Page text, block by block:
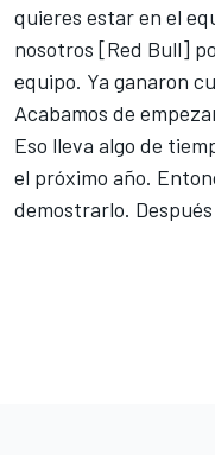
quieres estar en el
nosotros [Red Bull]
equipo. Ya ganaron
Acabamos de
Eso lleva algo de
el próximo año.
demostrarlo.